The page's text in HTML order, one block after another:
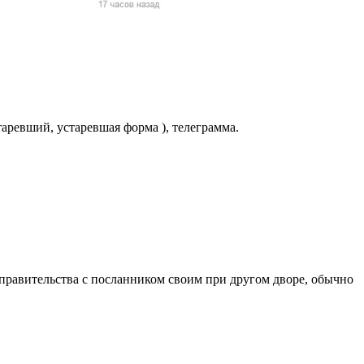
женщин и
страны),устаревшая форма ), телеграмма.
с посланником своим при другом дворе, обычно